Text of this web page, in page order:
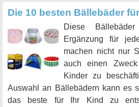
Die 10 besten Bällebäder
Diese
Ergänzung für
machen nicht nur
auch einen
Kinder zu
Auswahl an Bällebädern kann es
das beste für Ihr Kind zu